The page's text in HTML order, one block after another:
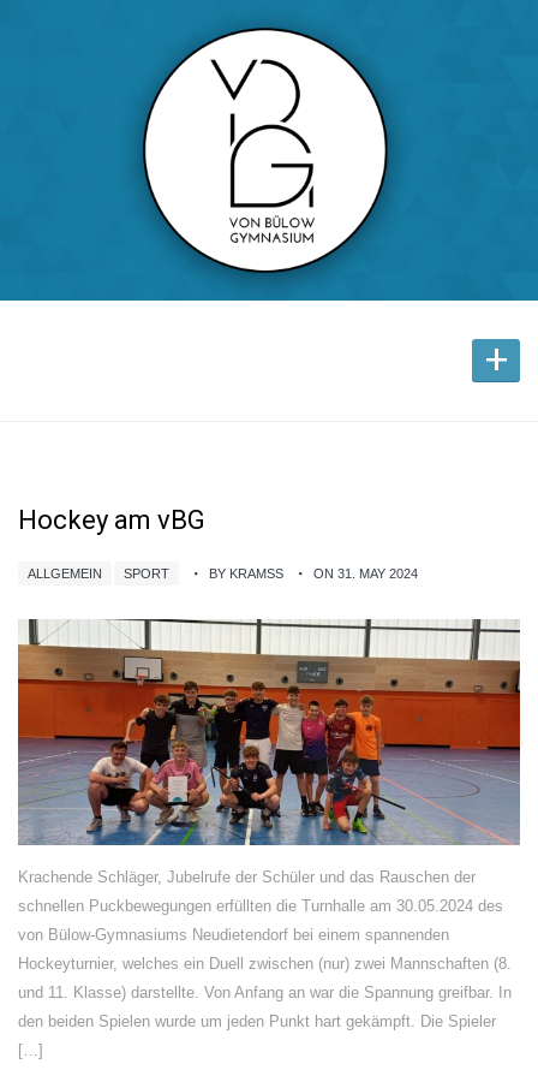
+
Hockey am vBG
ALLGEMEIN SPORT BY KRAMSS ON 31. MAY 2024
Krachende Schläger, Jubelrufe der Schüler und das Rauschen der
schnellen Puckbewegungen erfüllten die Turnhalle am 30.05.2024 des
von Bülow-Gymnasiums Neudietendorf bei einem spannenden
Hockeyturnier, welches ein Duell zwischen (nur) zwei Mannschaften (8.
und 11. Klasse) darstellte. Von Anfang an war die Spannung greifbar. In
den beiden Spielen wurde um jeden Punkt hart gekämpft. Die Spieler
[…]